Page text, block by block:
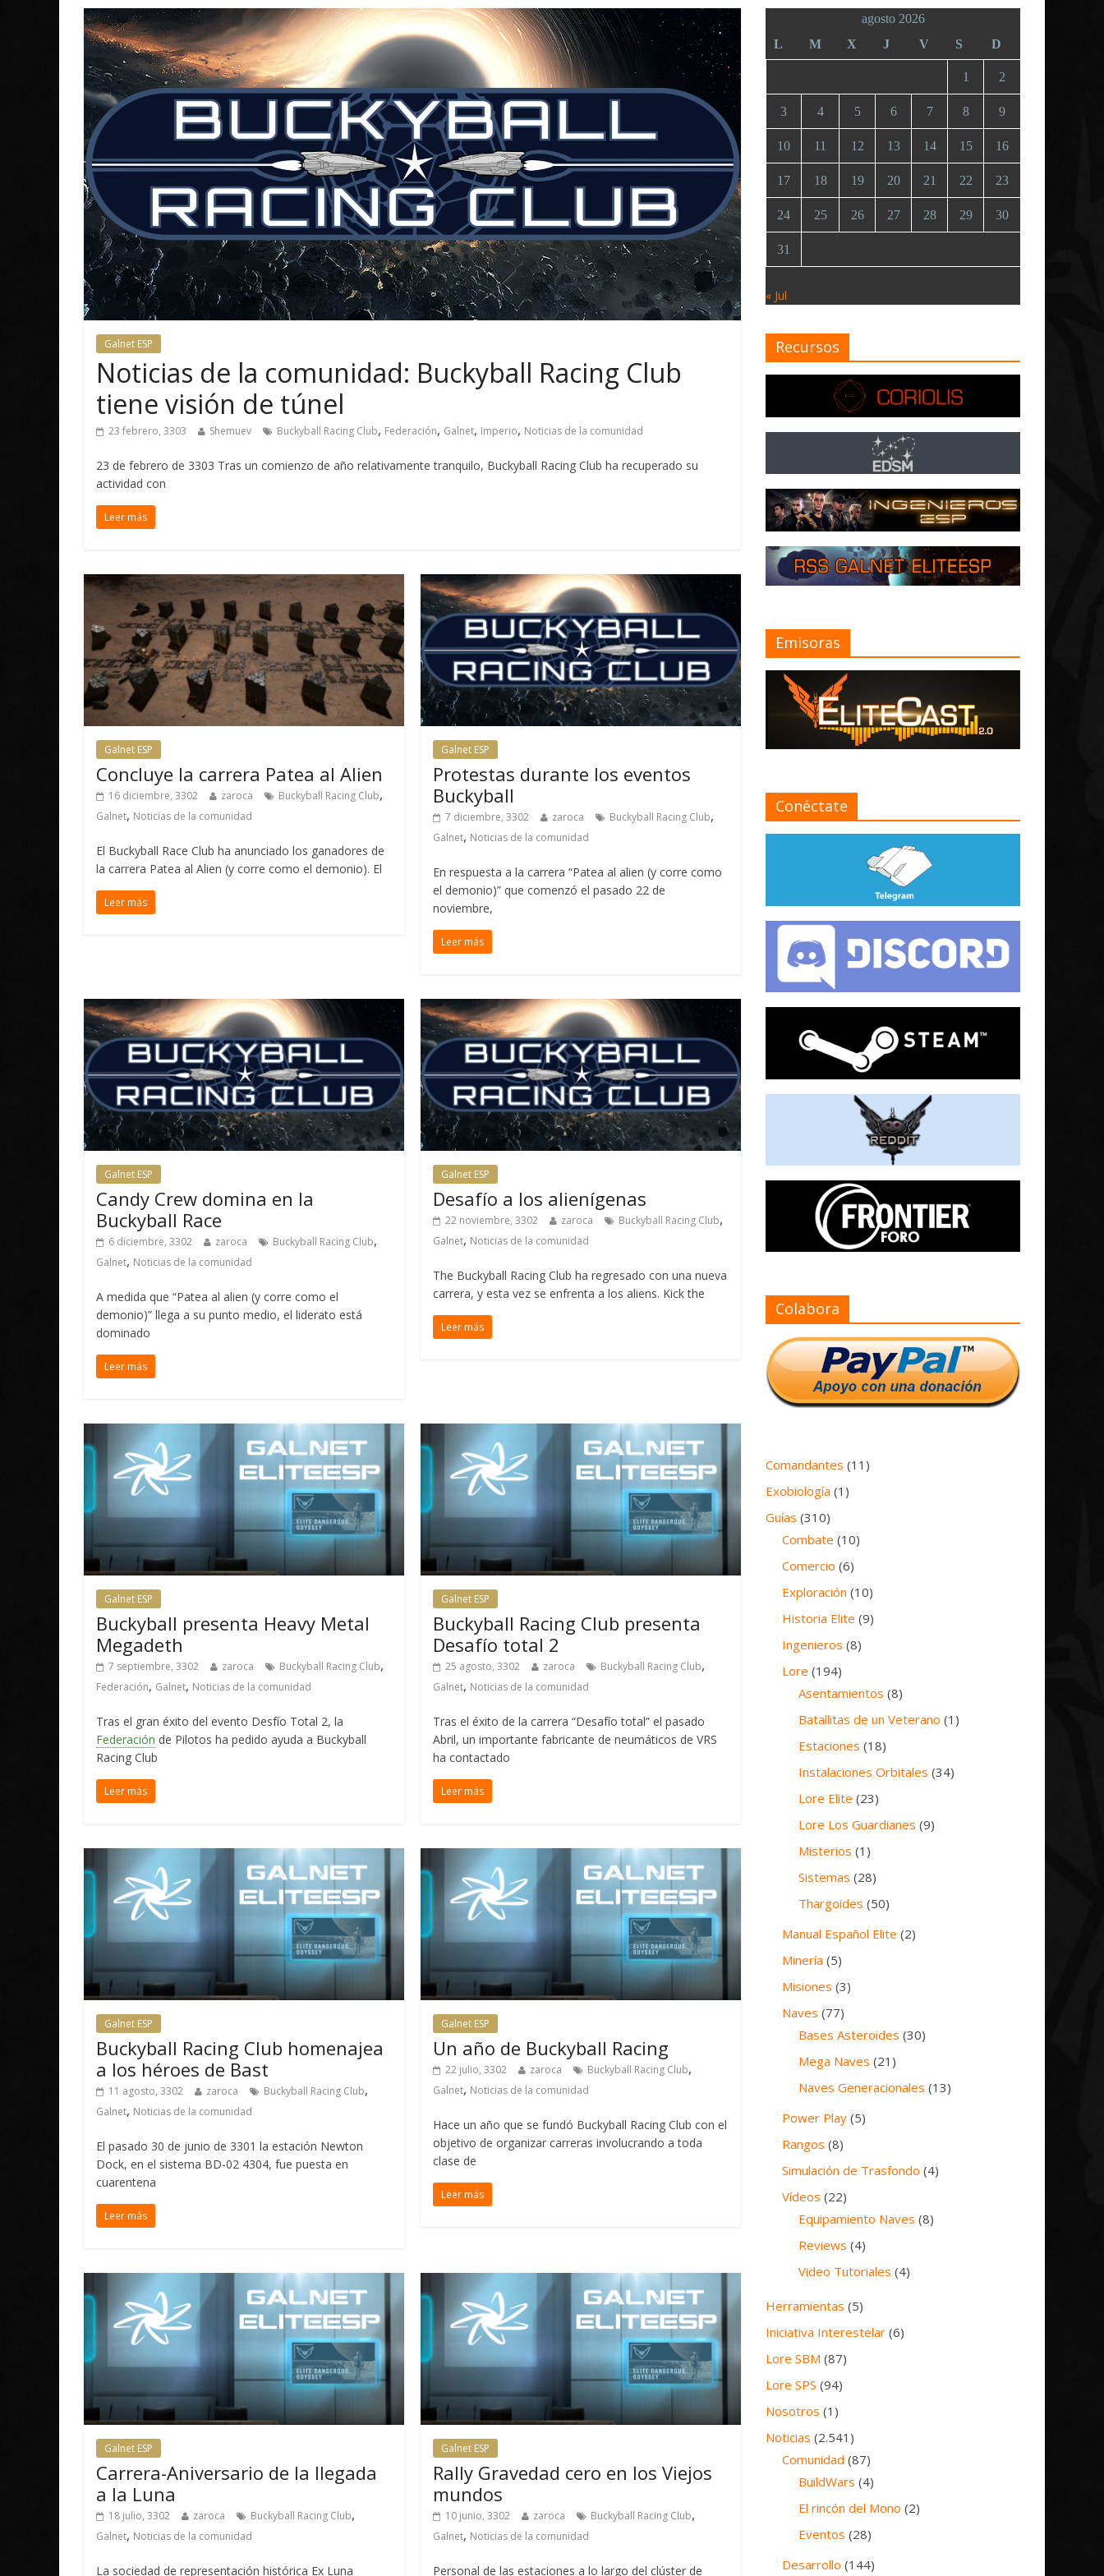
Galnet ESP
Noticias de la comunidad: Buckyball Racing Club
tiene visión de túnel
23 febrero, 3303 Shemuev Buckyball Racing Club, Federación, Galnet, Imperio, Noticias de la comunidad
23 de febrero de 3303 Tras un comienzo de año relativamente tranquilo, Buckyball Racing Club ha recuperado su
actividad con
Leer más
Galnet ESP
Concluye la carrera Patea al Alien
16 diciembre, 3302 zaroca Buckyball Racing Club,
Galnet, Noticias de la comunidad
El Buckyball Race Club ha anunciado los ganadores de
la carrera Patea al Alien (y corre como el demonio). El
Leer más
Galnet ESP
Protestas durante los eventos
Buckyball
7 diciembre, 3302 zaroca Buckyball Racing Club,
Galnet, Noticias de la comunidad
En respuesta a la carrera “Patea al alien (y corre como
el demonio)” que comenzó el pasado 22 de
noviembre,
Leer más
Galnet ESP
Candy Crew domina en la
Buckyball Race
6 diciembre, 3302 zaroca Buckyball Racing Club,
Galnet, Noticias de la comunidad
A medida que “Patea al alien (y corre como el
demonio)” llega a su punto medio, el liderato está
dominado
Leer más
Galnet ESP
Desafío a los alienígenas
22 noviembre, 3302 zaroca Buckyball Racing Club,
Galnet, Noticias de la comunidad
The Buckyball Racing Club ha regresado con una nueva
carrera, y esta vez se enfrenta a los aliens. Kick the
Leer más
Galnet ESP
Buckyball presenta Heavy Metal
Megadeth
7 septiembre, 3302 zaroca Buckyball Racing Club,
Federación, Galnet, Noticias de la comunidad
Tras el gran éxito del evento Desfío Total 2, la
Federación de Pilotos ha pedido ayuda a Buckyball
Racing Club
Leer más
Galnet ESP
Buckyball Racing Club presenta
Desafío total 2
25 agosto, 3302 zaroca Buckyball Racing Club,
Galnet, Noticias de la comunidad
Tras el éxito de la carrera “Desafío total” el pasado
Abril, un importante fabricante de neumáticos de VRS
ha contactado
Leer más
Galnet ESP
Buckyball Racing Club homenajea
a los héroes de Bast
11 agosto, 3302 zaroca Buckyball Racing Club,
Galnet, Noticias de la comunidad
El pasado 30 de junio de 3301 la estación Newton
Dock, en el sistema BD-02 4304, fue puesta en
cuarentena
Leer más
Galnet ESP
Un año de Buckyball Racing
22 julio, 3302 zaroca Buckyball Racing Club,
Galnet, Noticias de la comunidad
Hace un año que se fundó Buckyball Racing Club con el
objetivo de organizar carreras involucrando a toda
clase de
Leer más
Galnet ESP
Carrera-Aniversario de la llegada
a la Luna
18 julio, 3302 zaroca Buckyball Racing Club,
Galnet, Noticias de la comunidad
La sociedad de representación histórica Ex Luna
Galnet ESP
Rally Gravedad cero en los Viejos
mundos
10 junio, 3302 zaroca Buckyball Racing Club,
Galnet, Noticias de la comunidad
Personal de las estaciones a lo largo del clúster de
agosto 2026
L
M X J V S D
1 2
3 4 5 6 7 8 9
10 11 12 13 14 15 16
17 18 19 20 21 22 23
24 25 26 27 28 29 30
31
« Jul
Recursos
Emisoras
Conéctate
Colabora
Comandantes (11)
Exobiología (1)
Guías (310)
Combate (10)
Comercio (6)
Exploración (10)
Historia Elite (9)
Ingenieros (8)
Lore (194)
Asentamientos (8)
Batallitas de un Veterano (1)
Estaciones (18)
Instalaciones Orbitales (34)
Lore Elite (23)
Lore Los Guardianes (9)
Misterios (1)
Sistemas (28)
Thargoides (50)
Manual Español Elite (2)
Minería (5)
Misiones (3)
Naves (77)
Bases Asteroides (30)
Mega Naves (21)
Naves Generacionales (13)
Power Play (5)
Rangos (8)
Simulación de Trasfondo (4)
Vídeos (22)
Equipamiento Naves (8)
Reviews (4)
Video Tutoriales (4)
Herramientas (5)
Iniciativa Interestelar (6)
Lore SBM (87)
Lore SPS (94)
Nosotros (1)
Noticias (2.541)
Comunidad (87)
BuildWars (4)
El rincón del Mono (2)
Eventos (28)
Desarrollo (144)